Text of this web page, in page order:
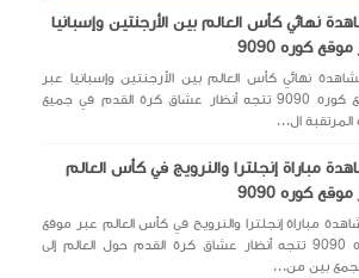
نهائي كأس العالم بين الأرجنتين وإسبانيا
كوره 9090
نهائي كأس العالم بين الأرجنتين وإسبانيا عبر
موقع كوره 9090 تتجه أنظار عشاق كرة القدم في جميع
المرتقبة ال...
مباراة إنجلترا والنرويج في كأس العالم
كوره 9090
مباراة إنجلترا والنرويج في كأس العالم عبر موقع
كوره 9090 تتجه أنظار عشاق كرة القدم حول العالم إلى
تجمع بين من...